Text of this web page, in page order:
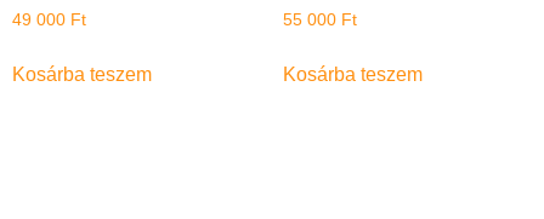
49 000 Ft
Kosárba teszem
55 000 Ft
Kosárba teszem